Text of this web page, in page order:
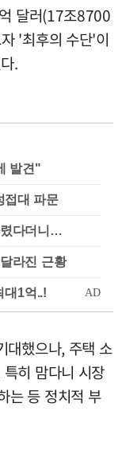
달러(17조8700
'최후의 수단'이
.
발견"
접대 파문
렸다더니…
라진 근황
대했으나, 주택 소
히 맘다니 시장
는 등 정치적 부